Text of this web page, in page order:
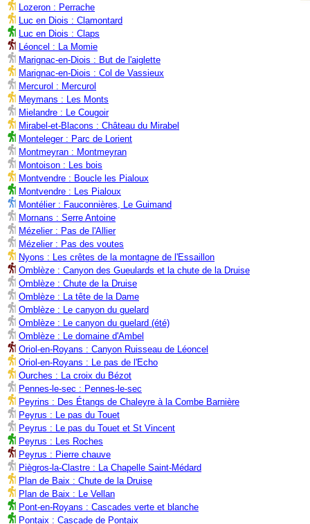
Lozeron : Perrache
Luc en Diois : Clamontard
Luc en Diois : Claps
Léoncel : La Momie
Marignac-en-Diois : But de l'aiglette
Marignac-en-Diois : Col de Vassieux
Mercurol : Mercurol
Meymans : Les Monts
Mielandre : Le Cougoir
Mirabel-et-Blacons : Château du Mirabel
Monteleger : Parc de Lorient
Montmeyran : Montmeyran
Montoison : Les bois
Montvendre : Boucle les Pialoux
Montvendre : Les Pialoux
Montélier : Fauconnières, Le Guimand
Mornans : Serre Antoine
Mézelier : Pas de l'Allier
Mézelier : Pas des voutes
Nyons : Les crêtes de la montagne de l'Essaillon
Omblèze : Canyon des Gueulards et la chute de la Druise
Omblèze : Chute de la Druise
Omblèze : La tête de la Dame
Omblèze : Le canyon du guelard
Omblèze : Le canyon du guelard (été)
Omblèze : Le domaine d'Ambel
Oriol-en-Royans : Canyon Ruisseau de Léoncel
Oriol-en-Royans : Le pas de l'Echo
Ourches : La croix du Bézot
Pennes-le-sec : Pennes-le-sec
Peyrins : Des Étangs de Chaleyre à la Combe Barnière
Peyrus : Le pas du Touet
Peyrus : Le pas du Touet et St Vincent
Peyrus : Les Roches
Peyrus : Pierre chauve
Piègros-la-Clastre : La Chapelle Saint-Médard
Plan de Baix : Chute de la Druise
Plan de Baix : Le Vellan
Pont-en-Royans : Cascades verte et blanche
Pontaix : Cascade de Pontaix